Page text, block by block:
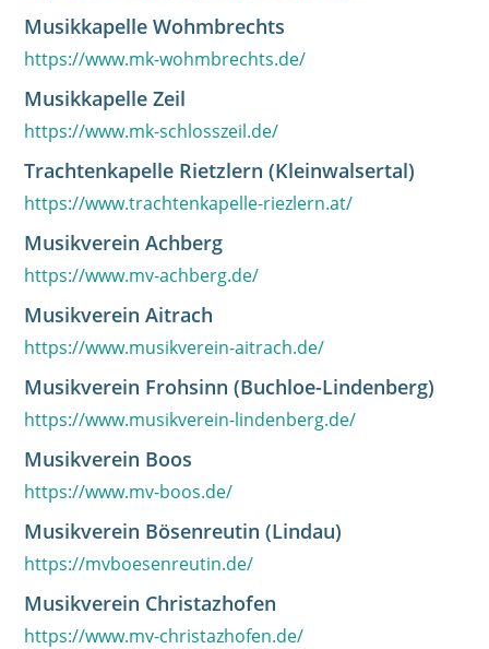
Musikkapelle Wohmbrechts
https://www.mk-wohmbrechts.de/
Musikkapelle Zeil
https://www.mk-schlosszeil.de/
Trachtenkapelle Rietzlern (Kleinwalsertal)
https://www.trachtenkapelle-riezlern.at/
Musikverein Achberg
https://www.mv-achberg.de/
Musikverein Aitrach
https://www.musikverein-aitrach.de/
Musikverein Frohsinn (Buchloe-Lindenberg)
https://www.musikverein-lindenberg.de/
Musikverein Boos
https://www.mv-boos.de/
Musikverein Bösenreutin (Lindau)
https://mvboesenreutin.de/
Musikverein Christazhofen
https://www.mv-christazhofen.de/